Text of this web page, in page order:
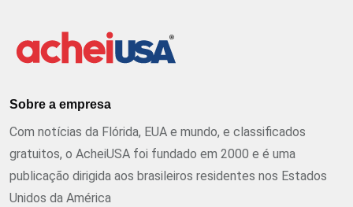
Sobre a empresa
Com notícias da Flórida, EUA e mundo, e classificados
gratuitos, o AcheiUSA foi fundado em 2000 e é uma
publicação dirigida aos brasileiros residentes nos Estados
Unidos da América